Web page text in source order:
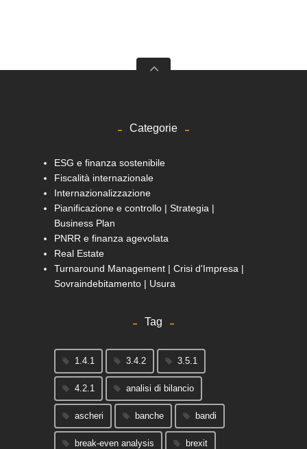
Categorie
ESG e finanza sostenibile
Fiscalità internazionale
Internazionalizzazione
Pianificazione e controllo | Strategia |
Business Plan
PNRR e finanza agevolata
Real Estate
Turnaround Management | Crisi d'Impresa |
Sovraindebitamento | Usura
Tag
1.4.1 3.4.2 3.5.1
4.2.1 analisi di bilancio
ascheri banche bandi
break-even analysis brexit